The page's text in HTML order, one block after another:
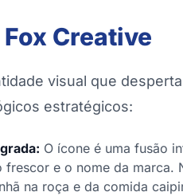
Creative
visual que
estratégicos:
O ícone é uma fusão
frescor e o nome da
na roça e da comida